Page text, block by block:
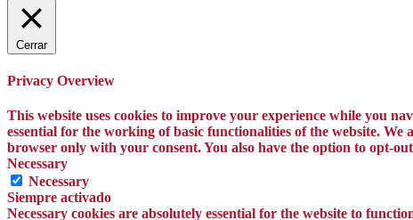
Cerrar
Privacy Overview
This website uses cookies to improve your experience while you
essential for the working of basic functionalities of the website.
browser only with your consent. You also have the option to opt-
Necessary
Necessary
Siempre activado
Necessary cookies are absolutely essential for the website to